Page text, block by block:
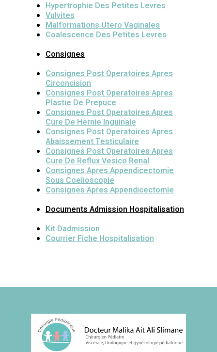
Hypertrophie Des Petites Levres
Vulvites
Malformations Utero Vaginales
Coalescence Des Petites Levres
Consignes
Consignes Post Operatoires Apres
Circoncision
Consignes Post Operatoires Apres
Plastie De Prepuce
Consignes Post Operatoires Apres
Cure De Hernie Inguinale
Consignes Post Operatoires Apres
Abaissement Testiculaire
Consignes Post Operatoires Apres
Cure De Reflux Vesico Renal
Consignes Apres Appendicectomie
Sous Coelioscopie
Consignes Apres Appendicectomie
Documents Admission Hospitalisation
Kit Dadmission
Courrier Fiche Hospitalisation